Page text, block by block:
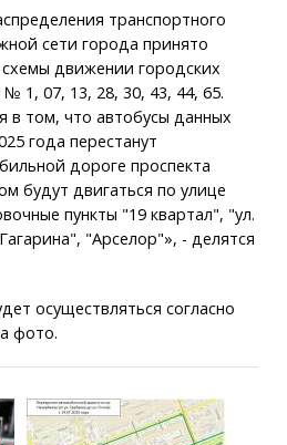
транспортного
сети города принято
движении городских
1, 07, 13, 28, 30, 43, 44, 65.
в том, что автобусы данных
года перестанут
дороге проспекта
будут двигаться по улице
пункты "19 квартал", "ул.
"Арселор"», - делятся
осуществляться согласно
фото.